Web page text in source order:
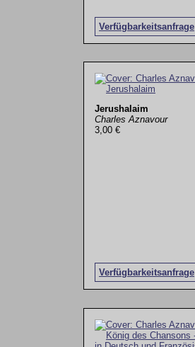
Verfügbarkeitsanfrage
Jerushalaim
Charles Aznavour
3,00 €
Verfügbarkeitsanfrage